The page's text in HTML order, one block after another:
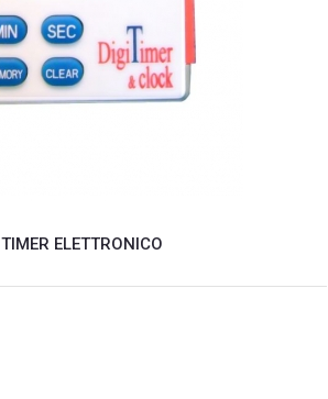
TIMER ELETTRONICO